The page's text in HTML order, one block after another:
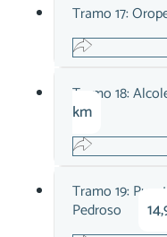
Tramo 17:
Tramo 18:
km
Tramo 19:
Pedroso